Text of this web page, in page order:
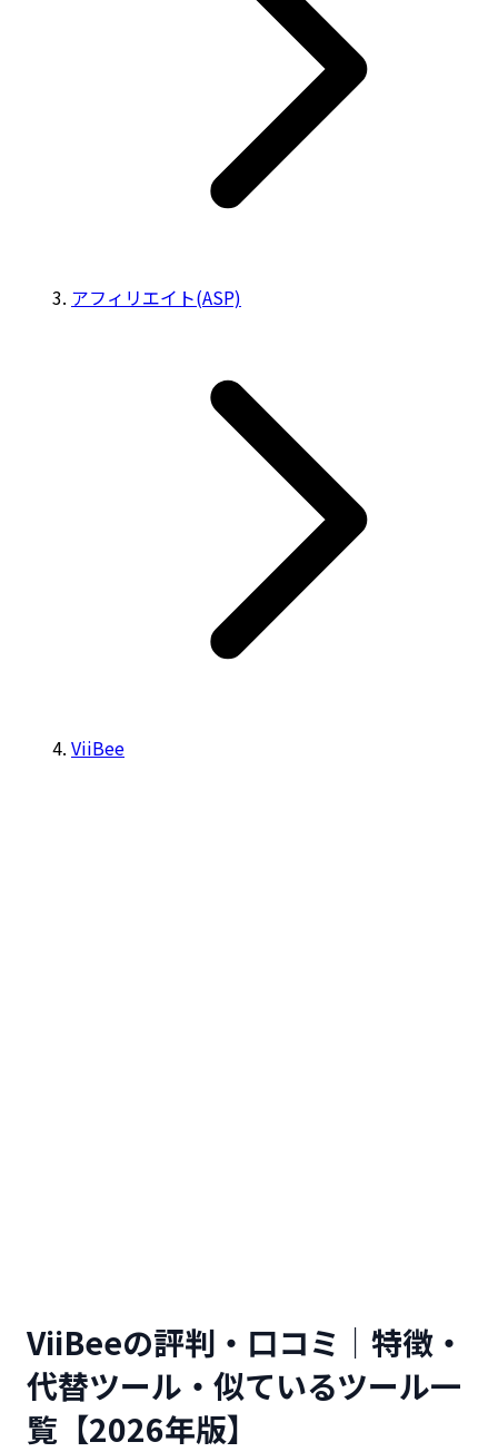
アフィリエイト(ASP)
ViiBee
ViiBeeの評判・口コミ｜特徴・
代替ツール・似ているツール一
覧【2026年版】